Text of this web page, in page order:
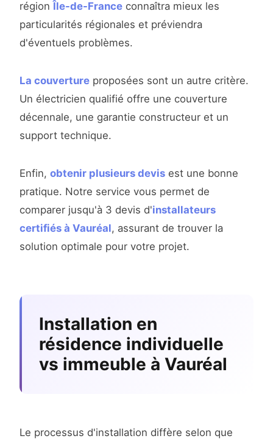
région Île-de-France connaîtra mieux les
particularités régionales et préviendra
d'éventuels problèmes.
La couverture proposées sont un autre critère.
Un électricien qualifié offre une couverture
décennale, une garantie constructeur et un
support technique.
Enfin, obtenir plusieurs devis est une bonne
pratique. Notre service vous permet de
comparer jusqu'à 3 devis d'installateurs
certifiés à Vauréal, assurant de trouver la
solution optimale pour votre projet.
Installation en
résidence individuelle
vs immeuble à Vauréal
Le processus d'installation diffère selon que